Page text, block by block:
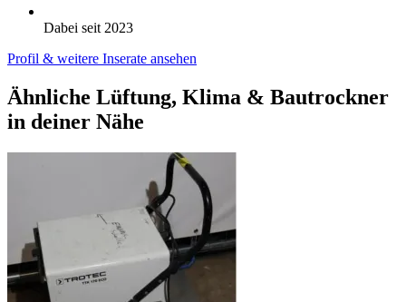
Dabei seit 2023
Profil & weitere Inserate ansehen
Ähnliche Lüftung, Klima & Bautrockner
in deiner Nähe